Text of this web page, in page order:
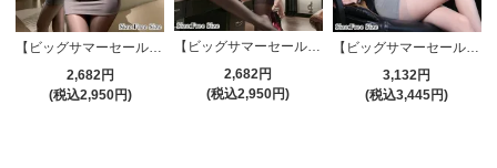
2,682円
(税込2,950円)
【ビッグサマーセール対象品】セクシーコスプレ(SEXYCOSPLAY) 4191
2,682円
(税込2,950円)
【ビッグサマーセール対象品】セクシーコスプレ(SEXYCOSPLAY) 4173
3,132円
(税込3,445円)